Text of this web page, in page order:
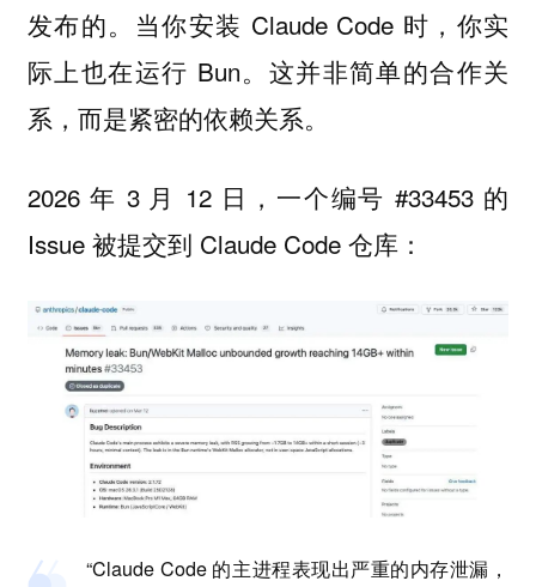
发布的。当你安装 Claude Code 时，你实
际上也在运行 Bun。这并非简单的合作关
系，而是紧密的依赖关系。
2026 年 3 月 12 日，一个编号 #33453 的
Issue 被提交到 Claude Code 仓库：
“Claude Code 的主进程表现出严重的内存泄漏，